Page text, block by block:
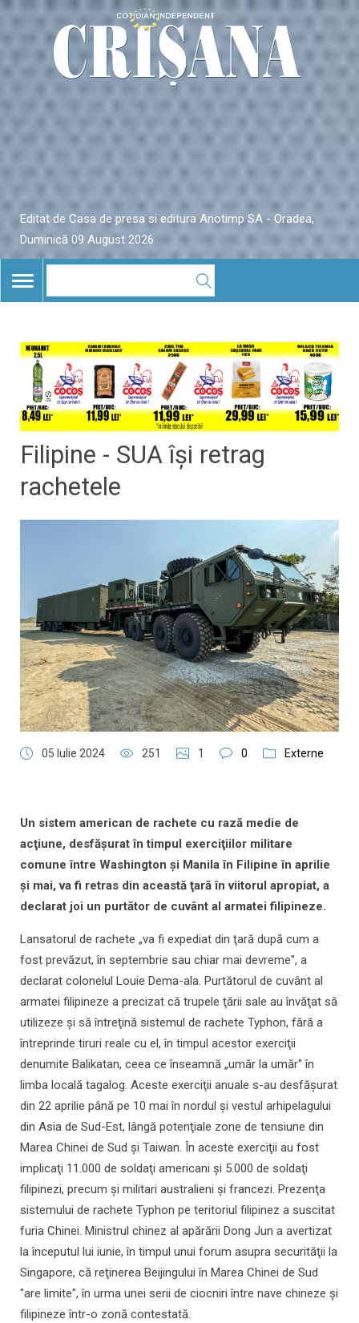
Editat de Casa de presa si editura Anotimp SA - Oradea,
Duminică 09 August 2026
TOGGLE
NAVIGATION
Filipine - SUA îşi retrag
rachetele
05 Iulie 2024 251 1 0 Externe
Un sistem american de rachete cu rază medie de
acţiune, desfăşurat în timpul exerciţiilor militare
comune între Washington şi Manila în Filipine în aprilie
şi mai, va fi retras din această ţară în viitorul apropiat, a
declarat joi un purtător de cuvânt al armatei filipineze.
Lansatorul de rachete „va fi expediat din ţară după cum a
fost prevăzut, în septembrie sau chiar mai devreme", a
declarat colonelul Louie Dema-ala. Purtătorul de cuvânt al
armatei filipineze a precizat că trupele ţării sale au învăţat să
utilizeze şi să întreţină sistemul de rachete Typhon, fără a
întreprinde tiruri reale cu el, în timpul acestor exerciţii
denumite Balikatan, ceea ce înseamnă „umăr la umăr" în
limba locală tagalog. Aceste exerciţii anuale s-au desfăşurat
din 22 aprilie până pe 10 mai în nordul şi vestul arhipelagului
din Asia de Sud-Est, lângă potenţiale zone de tensiune din
Marea Chinei de Sud şi Taiwan. În aceste exerciţii au fost
implicaţi 11.000 de soldaţi americani şi 5.000 de soldaţi
filipinezi, precum şi militari australieni şi francezi. Prezenţa
sistemului de rachete Typhon pe teritoriul filipinez a suscitat
furia Chinei. Ministrul chinez al apărării Dong Jun a avertizat
la începutul lui iunie, în timpul unui forum asupra securităţii la
Singapore, că reţinerea Beijingului în Marea Chinei de Sud
"are limite", în urma unei serii de ciocniri între nave chineze şi
filipineze într-o zonă contestată.